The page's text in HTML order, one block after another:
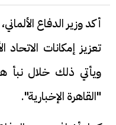
أكد وزير الدفاع
تعزيز إمكانات
ويأتي ذلك خلال نبأ
"القاهرة الإخبارية".